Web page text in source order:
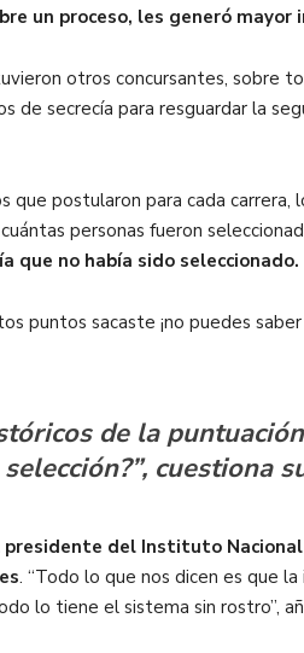
un proceso, les generó mayor
otros concursantes, sobre
de secrecía para resguardar la
que postularon para cada
personas fueron
que no había sido seleccionado.
puntos sacaste ¡no puedes
de la
cuestiona
presidente del Instituto
. “Todo lo que nos dicen es que
lo tiene el sistema sin rostro”,